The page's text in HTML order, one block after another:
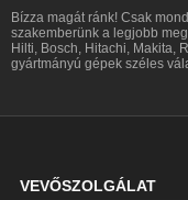
Bízza magát ránk! Csak
szakemberünk a legjobb
Hilti, Bosch, Hitachi, Makita,
gyártmányú gépek széles
VEVŐSZOLGÁLAT